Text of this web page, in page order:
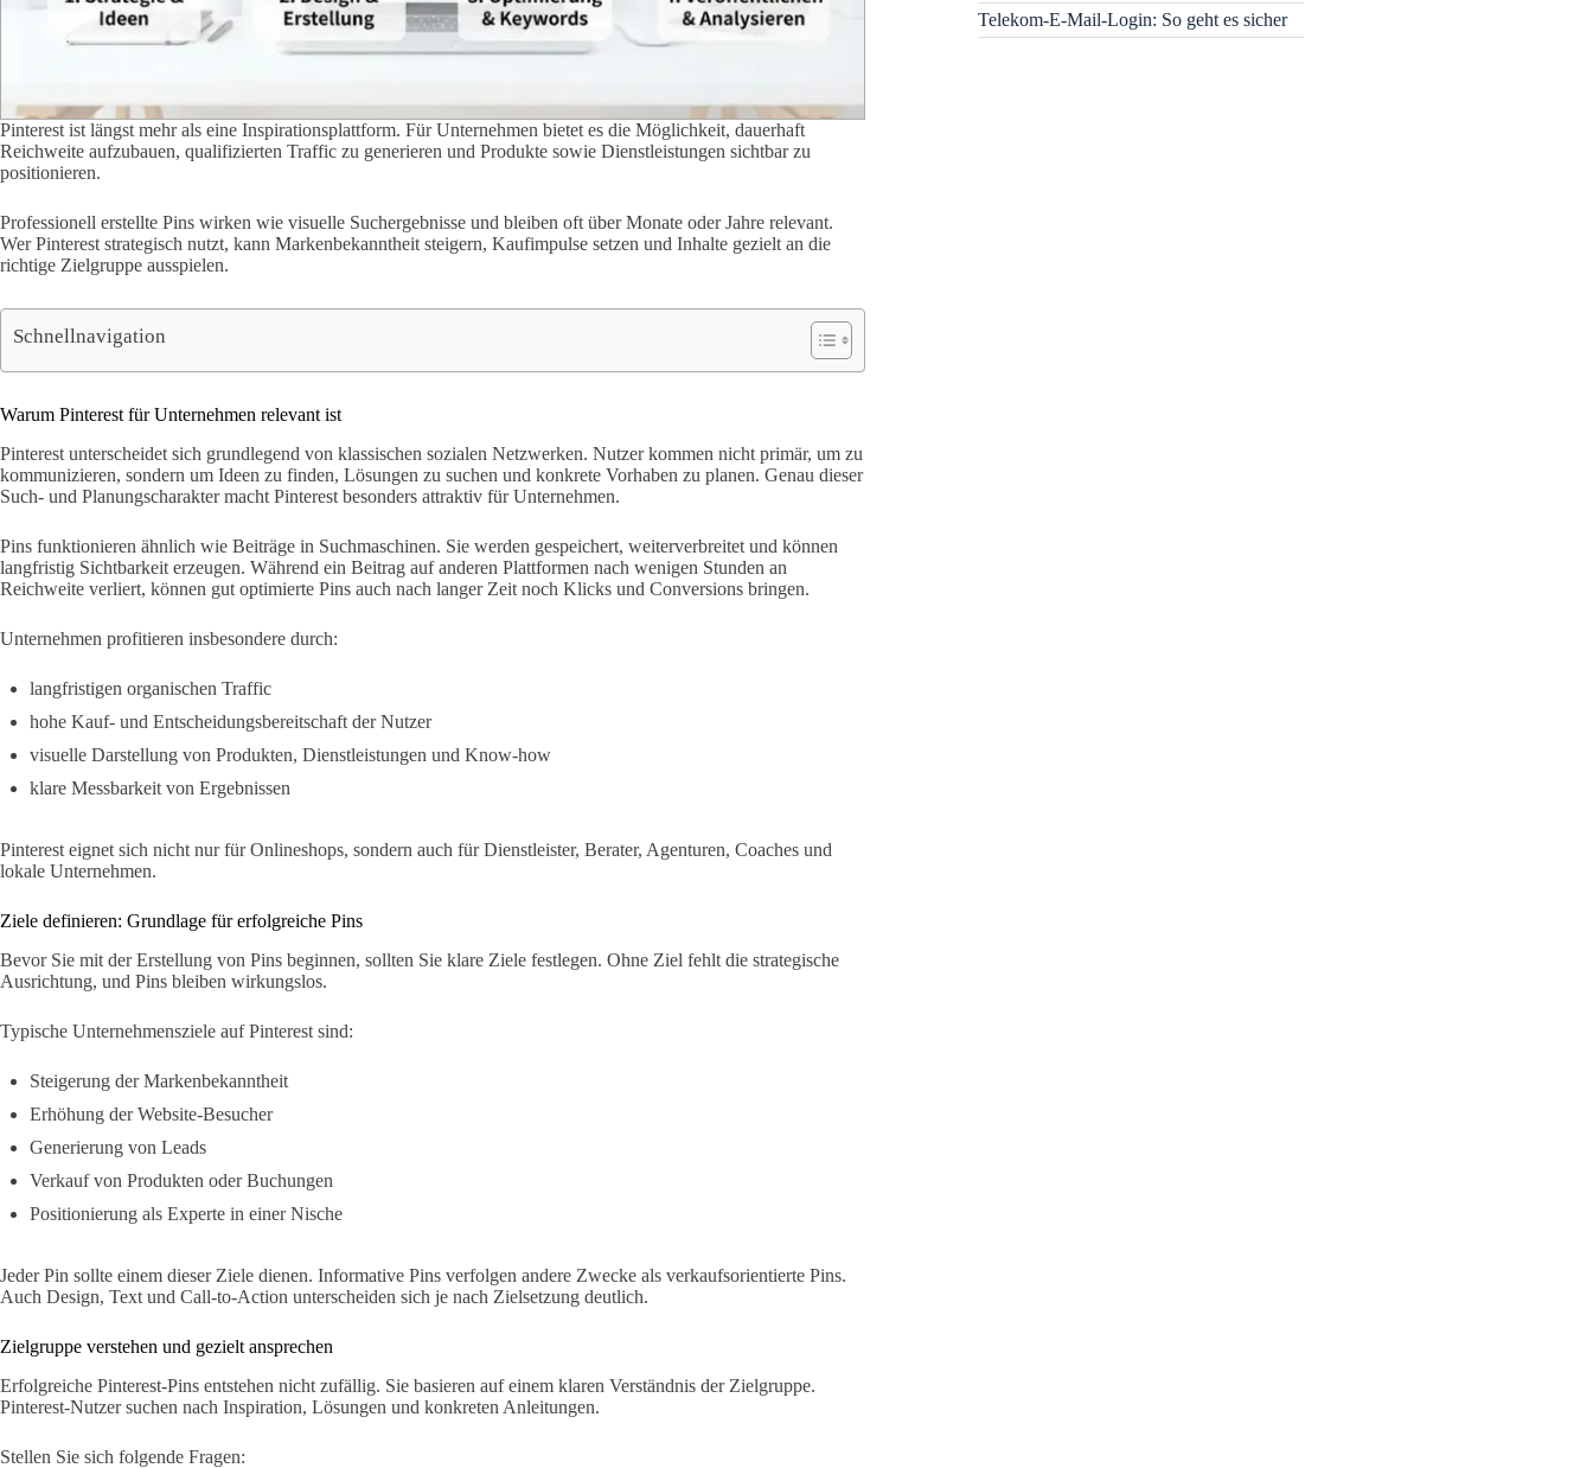
Pinterest ist längst mehr als eine Inspirationsplattform. Für Unternehmen bietet es die Möglichkeit, dauerhaft
Reichweite aufzubauen, qualifizierten Traffic zu generieren und Produkte sowie Dienstleistungen sichtbar zu
positionieren.
Professionell erstellte Pins wirken wie visuelle Suchergebnisse und bleiben oft über Monate oder Jahre relevant.
Wer Pinterest strategisch nutzt, kann Markenbekanntheit steigern, Kaufimpulse setzen und Inhalte gezielt an die
richtige Zielgruppe ausspielen.
Schnellnavigation
Warum Pinterest für Unternehmen relevant ist
Pinterest unterscheidet sich grundlegend von klassischen sozialen Netzwerken. Nutzer kommen nicht primär, um zu
kommunizieren, sondern um Ideen zu finden, Lösungen zu suchen und konkrete Vorhaben zu planen. Genau dieser
Such- und Planungscharakter macht Pinterest besonders attraktiv für Unternehmen.
Pins funktionieren ähnlich wie Beiträge in Suchmaschinen. Sie werden gespeichert, weiterverbreitet und können
langfristig Sichtbarkeit erzeugen. Während ein Beitrag auf anderen Plattformen nach wenigen Stunden an
Reichweite verliert, können gut optimierte Pins auch nach langer Zeit noch Klicks und Conversions bringen.
Unternehmen profitieren insbesondere durch:
langfristigen organischen Traffic
hohe Kauf- und Entscheidungsbereitschaft der Nutzer
visuelle Darstellung von Produkten, Dienstleistungen und Know-how
klare Messbarkeit von Ergebnissen
Pinterest eignet sich nicht nur für Onlineshops, sondern auch für Dienstleister, Berater, Agenturen, Coaches und
lokale Unternehmen.
Ziele definieren: Grundlage für erfolgreiche Pins
Bevor Sie mit der Erstellung von Pins beginnen, sollten Sie klare Ziele festlegen. Ohne Ziel fehlt die strategische
Ausrichtung, und Pins bleiben wirkungslos.
Typische Unternehmensziele auf Pinterest sind:
Steigerung der Markenbekanntheit
Erhöhung der Website-Besucher
Generierung von Leads
Verkauf von Produkten oder Buchungen
Positionierung als Experte in einer Nische
Jeder Pin sollte einem dieser Ziele dienen. Informative Pins verfolgen andere Zwecke als verkaufsorientierte Pins.
Auch Design, Text und Call-to-Action unterscheiden sich je nach Zielsetzung deutlich.
Zielgruppe verstehen und gezielt ansprechen
Erfolgreiche Pinterest-Pins entstehen nicht zufällig. Sie basieren auf einem klaren Verständnis der Zielgruppe.
Pinterest-Nutzer suchen nach Inspiration, Lösungen und konkreten Anleitungen.
Stellen Sie sich folgende Fragen:
Telekom-E-Mail-Login: So geht es sicher